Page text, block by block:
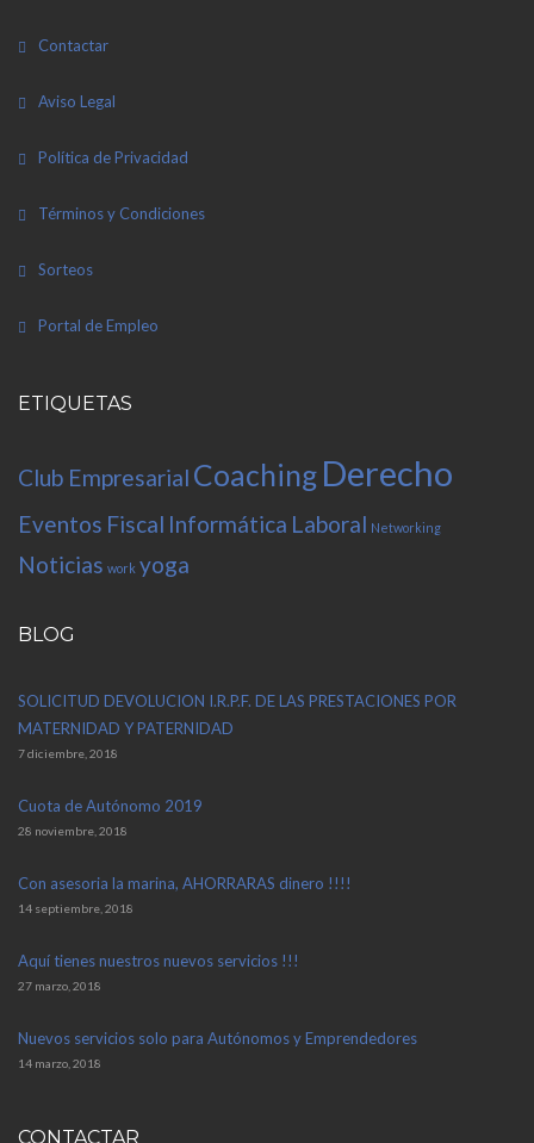
Contactar
Aviso Legal
Política de Privacidad
Términos y Condiciones
Sorteos
Portal de Empleo
ETIQUETAS
Club Empresarial Coaching Derecho
Eventos Fiscal Informática Laboral Networking
Noticias work yoga
BLOG
SOLICITUD DEVOLUCION I.R.P.F. DE LAS PRESTACIONES POR
MATERNIDAD Y PATERNIDAD
7 diciembre, 2018
Cuota de Autónomo 2019
28 noviembre, 2018
Con asesoria la marina, AHORRARAS dinero !!!!
14 septiembre, 2018
Aquí tienes nuestros nuevos servicios !!!
27 marzo, 2018
Nuevos servicios solo para Autónomos y Emprendedores
14 marzo, 2018
CONTACTAR